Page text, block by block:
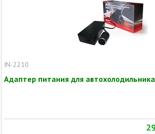
IN-2210
Адаптер питания для